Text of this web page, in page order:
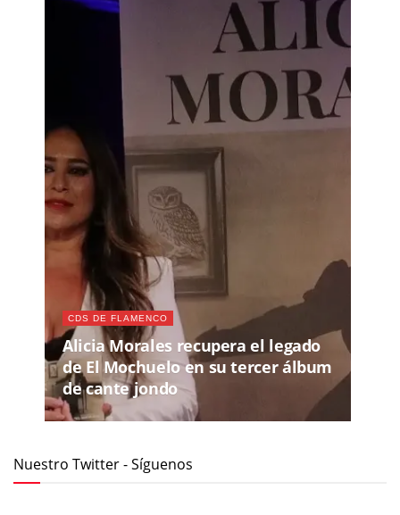
CDS DE FLAMENCO
Alicia Morales recupera el legado
de El Mochuelo en su tercer álbum
de cante jondo
Nuestro Twitter - Síguenos